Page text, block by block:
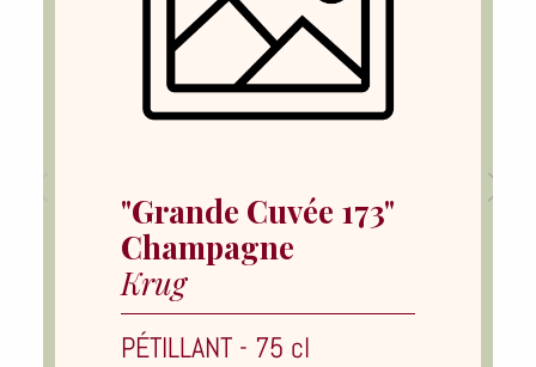
"Grande Cuvée 173"
Champagne
Krug
PÉTILLANT - 75 cl